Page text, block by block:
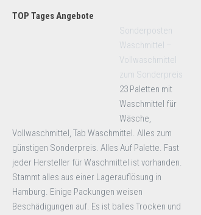
TOP Tages Angebote
Sonderposten
Waschmittel –
Vollwaschmittel
zum Sonderpreis
23 Paletten mit
Waschmittel für
Wäsche,
Vollwaschmittel, Tab Waschmittel. Alles zum
günstigen Sonderpreis. Alles Auf Palette. Fast
jeder Hersteller für Waschmittel ist vorhanden.
Stammt alles aus einer Lagerauflösung in
Hamburg. Einige Packungen weisen
Beschädigungen auf. Es ist balles Trocken und